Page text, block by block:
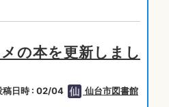
の本を更新しまし
稿日時 : 02/04 仙台市図書館